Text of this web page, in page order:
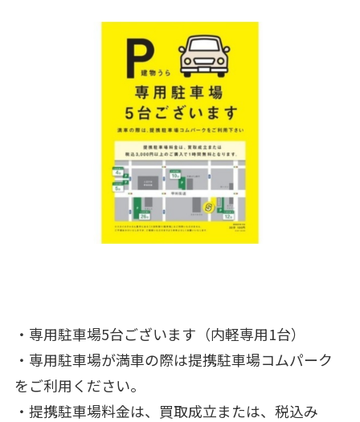
・専用駐車場5台ございます（内軽専用1台）
・専用駐車場が満車の際は提携駐車場コムパーク
をご利用ください。
・提携駐車場料金は、買取成立または、税込み